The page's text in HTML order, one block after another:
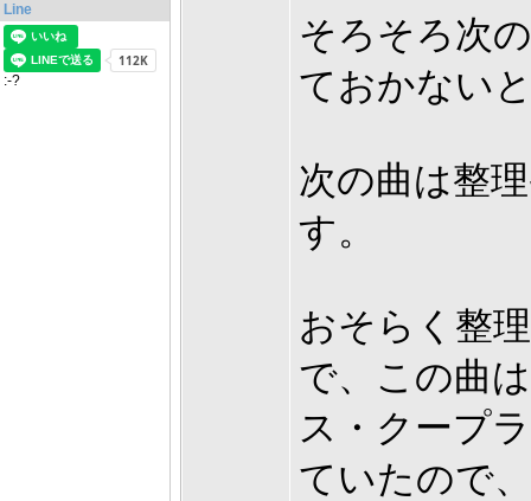
Line
:-?
そろそろ次
ておかない
次の曲は整
す。
おそらく整
で、この曲
ス・クープ
ていたので